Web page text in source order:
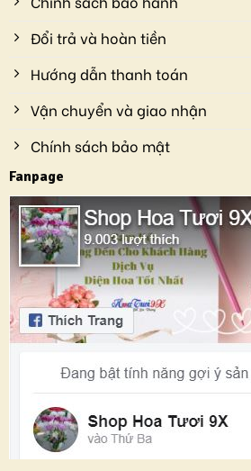
Đổi trả và hoàn tiền
Hướng dẫn thanh toán
Vận chuyển và giao nhận
Chính sách bảo mật
Fanpage